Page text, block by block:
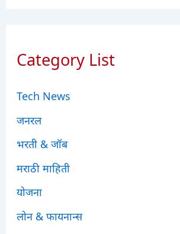
Category List
Tech News
जनरल
भरती & जॉब
मराठी माहिती
योजना
लोन & फायनान्स